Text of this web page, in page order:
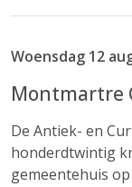
Woensdag 12
Montmartre
De Antiek- en
honderdtwintig
gemeentehuis